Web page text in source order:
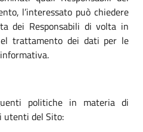
l’interessato può chiedere
dei Responsabili di volta in
trattamento dei dati per le
politiche in materia di
utenti del Sito: